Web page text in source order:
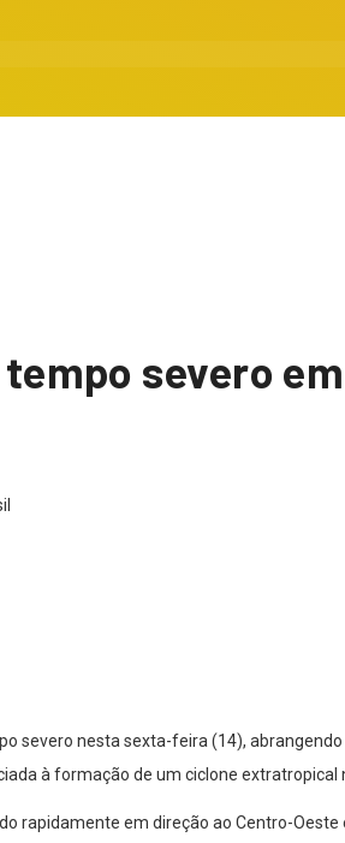
severo
severo nesta sexta-feira (14),
à formação de um ciclone extratropical
rapidamente em direção ao Centro-